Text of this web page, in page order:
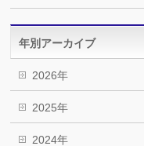
年別アーカイブ
2026年
2025年
2024年